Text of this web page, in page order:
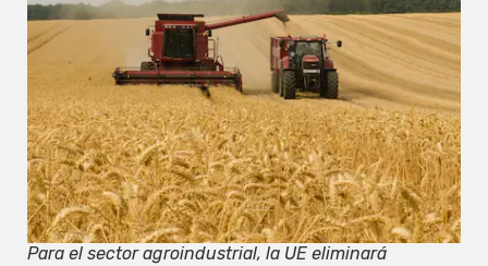
Para el sector agroindustrial, la UE eliminará